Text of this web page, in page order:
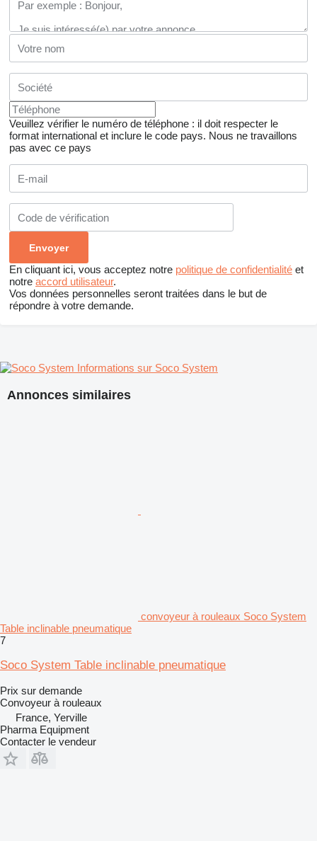
Veuillez vérifier le numéro de téléphone : il doit respecter le
format international et inclure le code pays. Nous ne travaillons
pas avec ce pays
En cliquant ici, vous acceptez notre politique de confidentialité et
notre accord utilisateur.
Vos données personnelles seront traitées dans le but de
répondre à votre demande.
Annonces similaires
convoyeur à rouleaux Soco System
Table inclinable pneumatique
7
Soco System Table inclinable pneumatique
Prix sur demande
Convoyeur à rouleaux
France, Yerville
Pharma Equipment
Contacter le vendeur
Informations sur Soco System